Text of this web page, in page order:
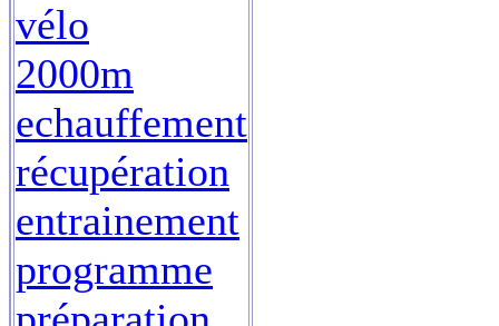
vélo
2000m
echauffement
récupération
entrainement
programme